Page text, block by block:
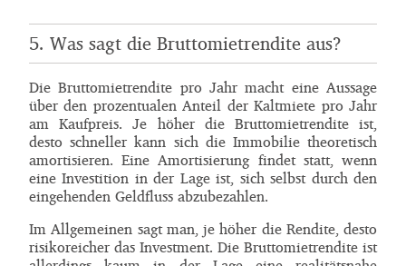
5. Was sagt die Bruttomietrendite aus?
Die Bruttomietrendite pro Jahr macht eine Aussage
über den prozentualen Anteil der Kaltmiete pro Jahr
am Kaufpreis. Je höher die Bruttomietrendite ist,
desto schneller kann sich die Immobilie theoretisch
amortisieren. Eine Amortisierung findet statt, wenn
eine Investition in der Lage ist, sich selbst durch den
eingehenden Geldfluss abzubezahlen.
Im Allgemeinen sagt man, je höher die Rendite, desto
risikoreicher das Investment. Die Bruttomietrendite ist